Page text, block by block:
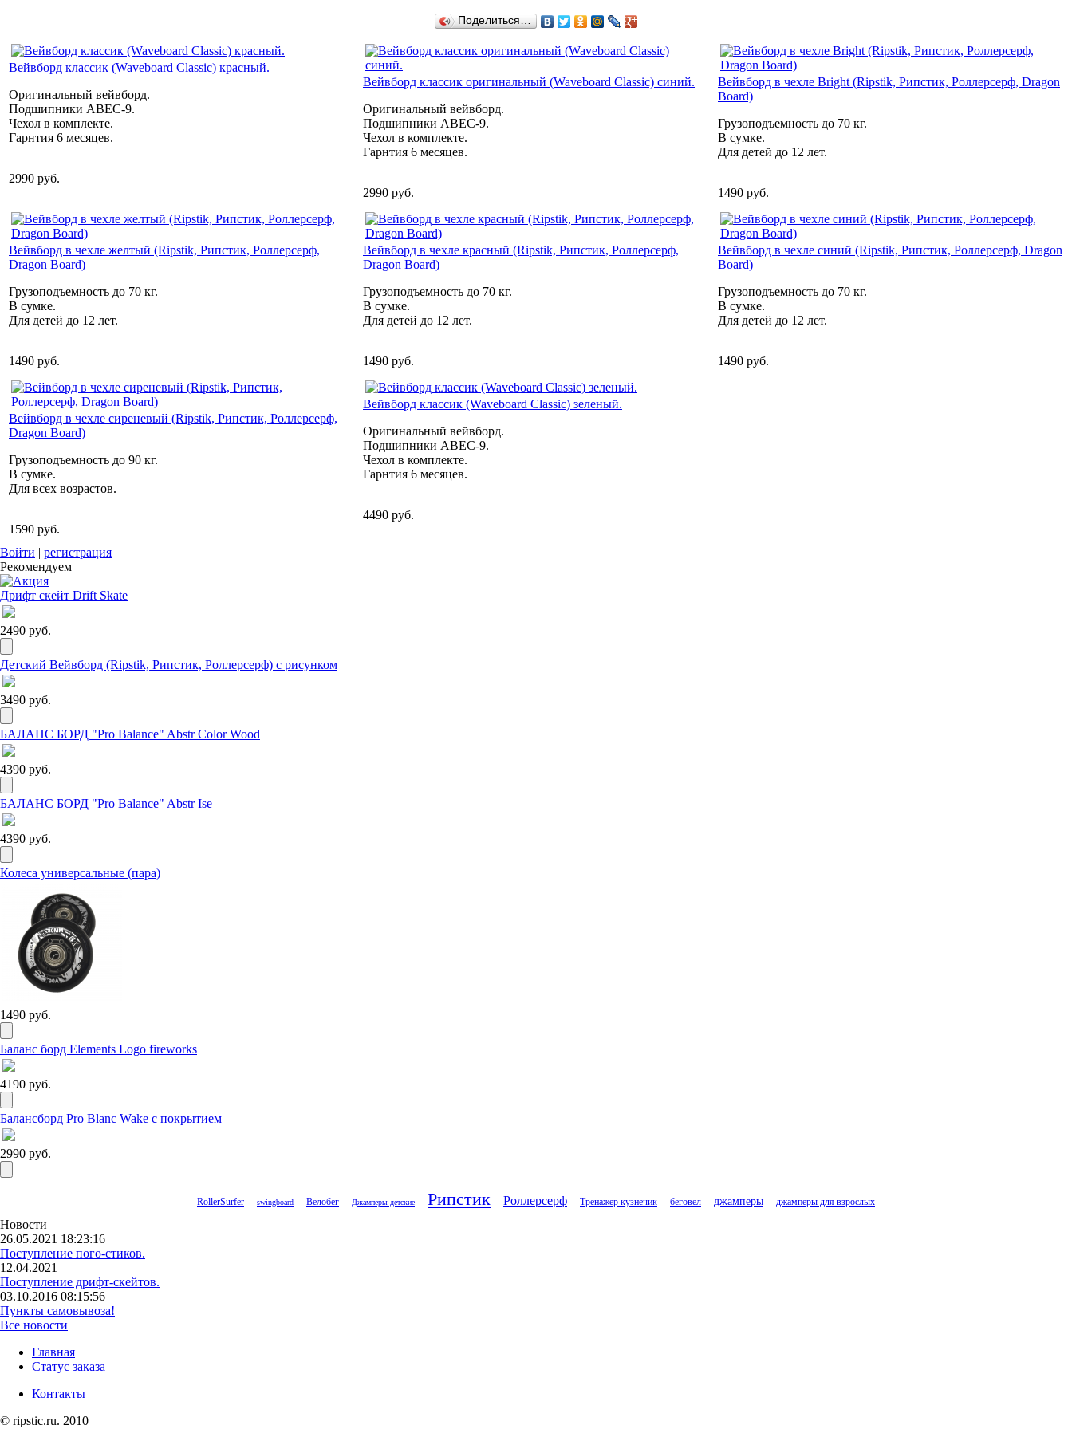
Поделиться…
Вейвборд классик (Waveboard Classic) красный.
Оригинальный вейвборд.
Подшипники ABEC-9.
Чехол в комплекте.
Гарнтия 6 месяцев.
2990 руб.
Вейвборд классик оригинальный (Waveboard Classic) синий.
Оригинальный вейвборд.
Подшипники ABEC-9.
Чехол в комплекте.
Гарнтия 6 месяцев.
2990 руб.
Вейвборд в чехле Bright (Ripstik, Рипстик, Роллерсерф, Dragon
Board)
Грузоподъемность до 70 кг.
В сумке.
Для детей до 12 лет.
1490 руб.
Вейвборд в чехле желтый (Ripstik, Рипстик, Роллерсерф,
Dragon Board)
Грузоподъемность до 70 кг.
В сумке.
Для детей до 12 лет.
1490 руб.
Вейвборд в чехле красный (Ripstik, Рипстик, Роллерсерф,
Dragon Board)
Грузоподъемность до 70 кг.
В сумке.
Для детей до 12 лет.
1490 руб.
Вейвборд в чехле синий (Ripstik, Рипстик, Роллерсерф, Dragon
Board)
Грузоподъемность до 70 кг.
В сумке.
Для детей до 12 лет.
1490 руб.
Вейвборд в чехле сиреневый (Ripstik, Рипстик, Роллерсерф,
Dragon Board)
Грузоподъемность до 90 кг.
В сумке.
Для всех возрастов.
1590 руб.
Вейвборд классик (Waveboard Classic) зеленый.
Оригинальный вейвборд.
Подшипники ABEC-9.
Чехол в комплекте.
Гарнтия 6 месяцев.
4490 руб.
Войти | регистрация
Рекомендуем
Дрифт скейт Drift Skate
2490 руб.
Детский Вейвборд (Ripstik, Рипстик, Роллерсерф) с рисунком
3490 руб.
БАЛАНС БОРД "Pro Balance" Abstr Color Wood
4390 руб.
БАЛАНС БОРД "Pro Balance" Abstr Ise
4390 руб.
Колеса универсальные (пара)
1490 руб.
Баланс борд Elements Logo fireworks
4190 руб.
Балансборд Pro Blanc Wake с покрытием
2990 руб.
RollerSurfer swingboard Велобег Джамперы детские Рипстик Роллерсерф Тренажер кузнечик беговел джамперы джамперы для взрослых
Новости
26.05.2021 18:23:16
Поступление пого-стиков.
12.04.2021
Поступление дрифт-скейтов.
03.10.2016 08:15:56
Пункты самовывоза!
Все новости
Главная
Статус заказа
Контакты
© ripstic.ru. 2010